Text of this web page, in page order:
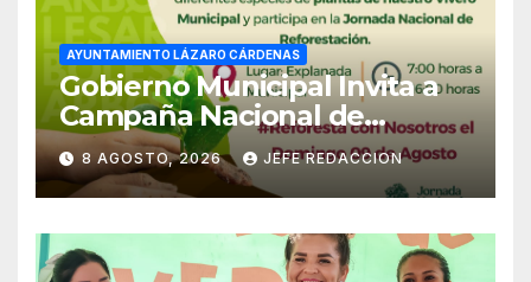
AYUNTAMIENTO LÁZARO CÁRDENAS
Gobierno Municipal Invita a
Campaña Nacional de
Reforestación
8 AGOSTO, 2026 JEFE REDACCION